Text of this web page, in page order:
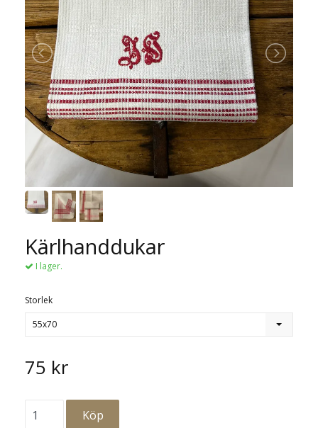
Kärlhanddukar
I lager.
Storlek
55x70
75 kr